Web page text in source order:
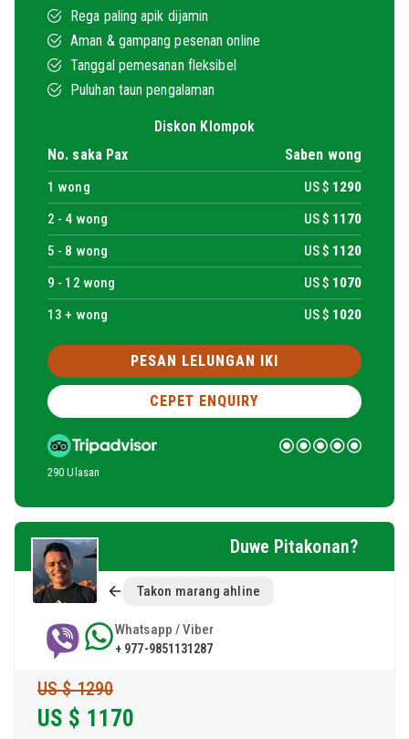
Rega paling apik dijamin
Aman & gampang pesenan online
Tanggal pemesanan fleksibel
Puluhan taun pengalaman
Diskon Klompok
No. saka Pax
Saben wong
1 wong US $ 1290
2 - 4 wong US $ 1170
5 - 8 wong US $ 1120
9 - 12 wong US $ 1070
13 + wong
US $ 1020
PESAN LELUNGAN IKI
CEPET ENQUIRY
290 Ulasan
Duwe Pitakonan?
Takon marang ahline
Whatsapp / Viber
+ 977-9851131287
US $ 1290
US $ 1170